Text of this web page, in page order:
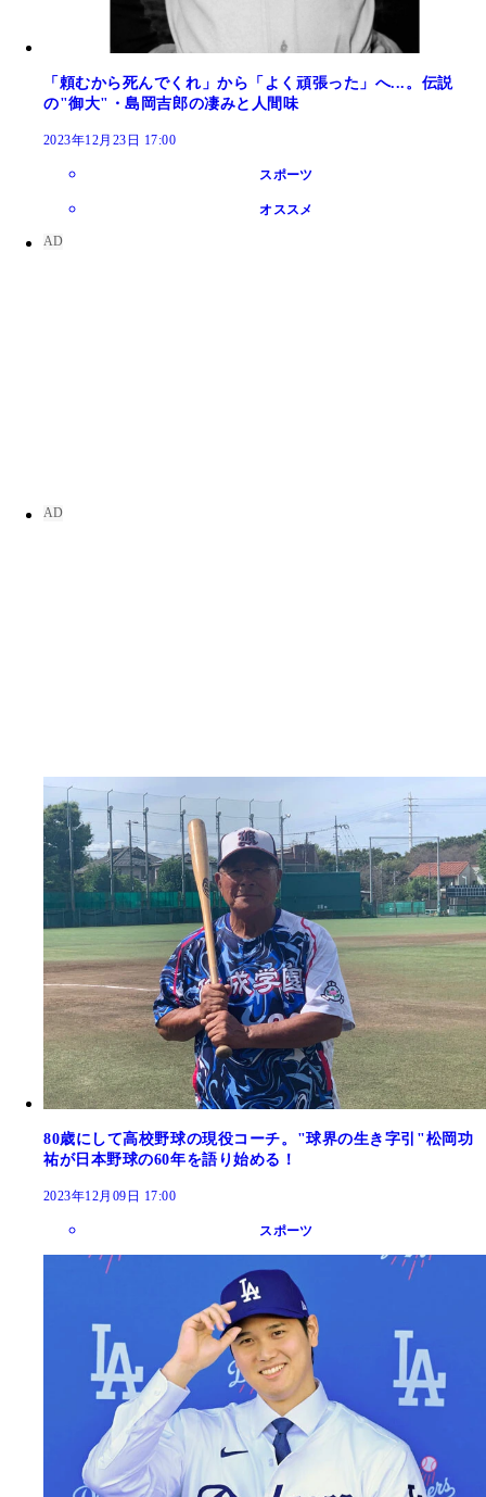
「頼むから死んでくれ」から「よく頑張った」へ...。伝説
の"御大"・島岡吉郎の凄みと人間味
2023年12月23日 17:00
スポーツ
オススメ
80歳にして高校野球の現役コーチ。"球界の生き字引"松岡功
祐が日本野球の60年を語り始める！
2023年12月09日 17:00
スポーツ